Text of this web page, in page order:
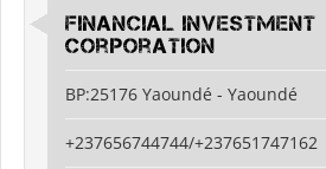
Financial Investment
Corporation
BP:25176 Yaoundé - Yaoundé
+237656744744/+237651747162